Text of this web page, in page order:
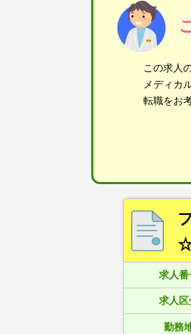
この求人
メディカ
転職をお
☆
求人番
求人区
勤務